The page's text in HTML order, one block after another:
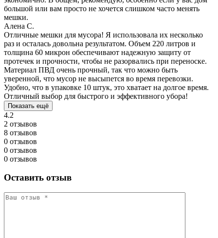
большой или вам просто не хочется слишком часто менять
мешки.
Алена С.
Отличные мешки для мусора! Я использовала их несколько
раз и осталась довольна результатом. Объем 220 литров и
толщина 60 микрон обеспечивают надежную защиту от
протечек и прочности, чтобы не разорвались при переноске.
Материал ПВД очень прочный, так что можно быть
уверенной, что мусор не высыпется во время перевозки.
Удобно, что в упаковке 10 штук, это хватает на долгое время.
Отличный выбор для быстрого и эффективного убора!
Показать ещё
4.2
2 отзывов
8 отзывов
0 отзывов
0 отзывов
0 отзывов
Оставить отзыв